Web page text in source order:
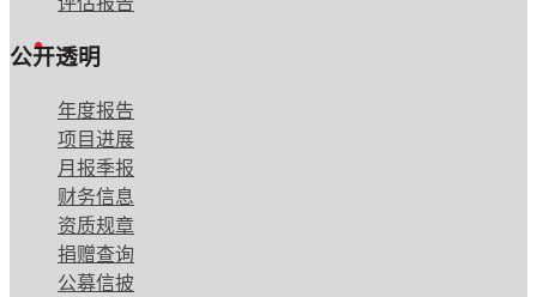
English
公开透明
年度报告
项目进展
月报季报
财务信息
资质规章
捐赠查询
公募信披